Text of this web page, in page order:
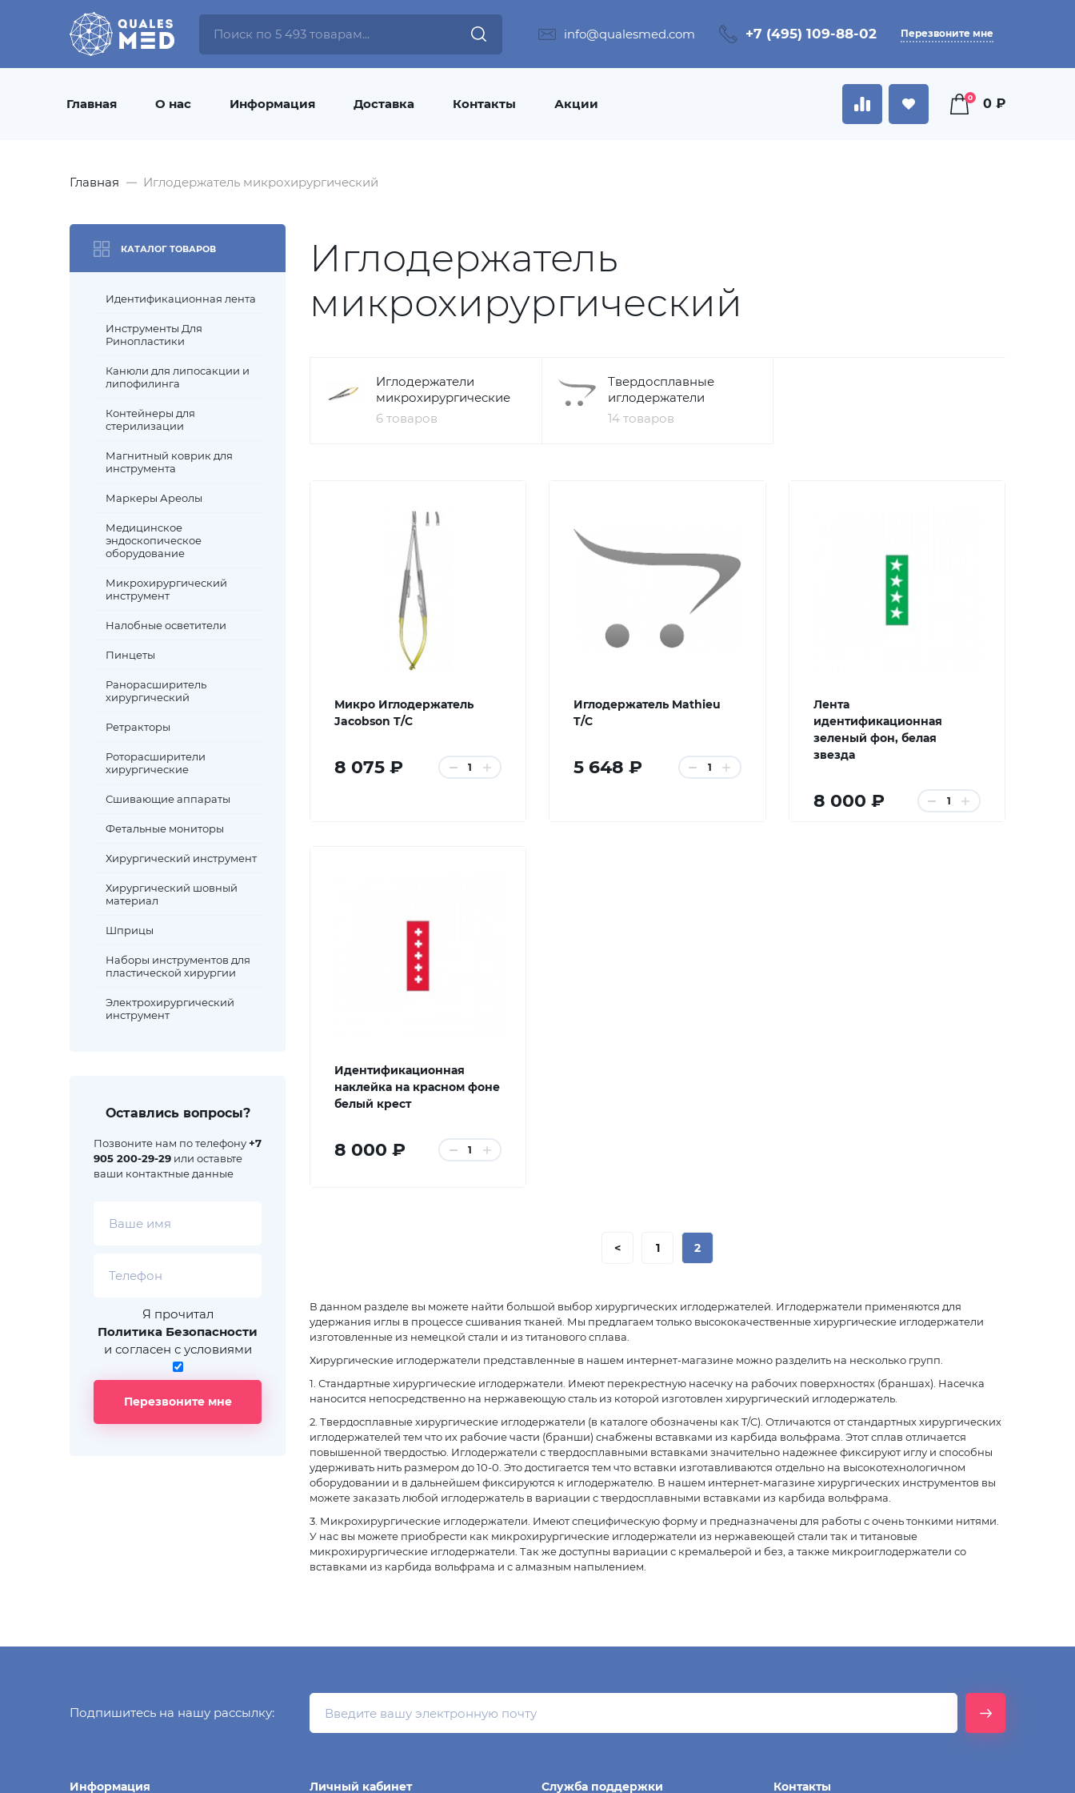
info@qualesmed.com +7 (495) 109-88-02 Перезвоните мне
Главная О нас Информация Доставка Контакты Акции 0 0 ₽
Главная Иглодержатель микрохирургический
КАТАЛОГ ТОВАРОВ
Идентификационная лента
Инструменты Для
Ринопластики
Канюли для липосакции и
липофилинга
Контейнеры для
стерилизации
Магнитный коврик для
инструмента
Маркеры Ареолы
Медицинское
эндоскопическое
оборудование
Микрохирургический
инструмент
Налобные осветители
Пинцеты
Ранорасширитель
хирургический
Ретракторы
Роторасширители
хирургические
Сшивающие аппараты
Фетальные мониторы
Хирургический инструмент
Хирургический шовный
материал
Шприцы
Наборы инструментов для
пластической хирургии
Электрохирургический
инструмент
Оставлись вопросы?
Позвоните нам по телефону+7
905 200-29-29 или оставьте
ваши контактные данные
Я прочитал
Политика Безопасности
и согласен с условиями
Перезвоните мне
Иглодержатель
микрохирургический
Иглодержатели
микрохирургические
6 товаров
Твердосплавные
иглодержатели
14 товаров
Микро Иглодержатель
Jacobson T/C
8 075 ₽ 1
Иглодержатель Mathieu
T/C
5 648 ₽ 1
Лента
идентификационная
зеленый фон, белая
звезда
8 000 ₽ 1
Идентификационная
наклейка на красном фоне
белый крест
8 000 ₽ 1
< 1 2
В данном разделе вы можете найти большой выбор хирургических иглодержателей. Иглодержатели применяются для
удержания иглы в процессе сшивания тканей. Мы предлагаем только высококачественные хирургические иглодержатели
изготовленные из немецкой стали и из титанового сплава.
Хирургические иглодержатели представленные в нашем интернет-магазине можно разделить на несколько групп.
1. Стандартные хирургические иглодержатели. Имеют перекрестную насечку на рабочих поверхностях (браншах). Насечка
наносится непосредственно на нержавеющую сталь из которой изготовлен хирургический иглодержатель.
2. Твердосплавные хирургические иглодержатели (в каталоге обозначены как T/C). Отличаются от стандартных хирургических
иглодержателей тем что их рабочие части (бранши) снабжены вставками из карбида вольфрама. Этот сплав отличается
повышенной твердостью. Иглодержатели с твердосплавными вставками значительно надежнее фиксируют иглу и способны
удерживать нить размером до 10-0. Это достигается тем что вставки изготавливаются отдельно на высокотехнологичном
оборудовании и в дальнейшем фиксируются к иглодержателю. В нашем интернет-магазине хирургических инструментов вы
можете заказать любой иглодержатель в вариации с твердосплавными вставками из карбида вольфрама.
3. Микрохирургические иглодержатели. Имеют специфическую форму и предназначены для работы с очень тонкими нитями.
У нас вы можете приобрести как микрохирургические иглодержатели из нержавеющей стали так и титановые
микрохирургические иглодержатели. Так же доступны вариации с кремальерой и без, а также микроиглодержатели со
вставками из карбида вольфрама и с алмазным напылением.
Подпишитесь на нашу рассылку:
Информация Личный кабинет Служба поддержки Контакты